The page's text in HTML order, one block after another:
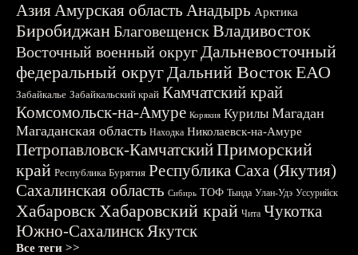
АзияАмурская область Анадырь Арктика
БиробиджанБлаговещенскВладивосток
Восточный военный округДальневосточный
федеральный округДальний ВостокЕАО
Забайкалье Забайкальский край Камчатский край
Комсомольск-на-Амуре Корякия Курилы Магадан
Магаданская область Находка Николаевск-на-Амуре
Петропавловск-КамчатскийПриморский
край Республика Бурятия Республика Саха (Якутия)
Сахалинская область Сибирь ТОФ Тында Улан-Удэ Уссурийск
ХабаровскХабаровский край Чита Чукотка
Южно-СахалинскЯкутск
Все теги >>